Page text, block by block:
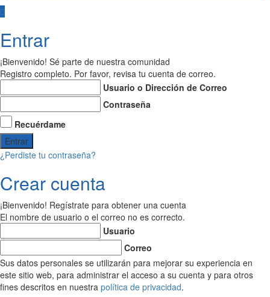
Entrar
¡Bienvenido! Sé parte de nuestra comunidad
Registro completo. Por favor, revisa tu cuenta de correo.
Usuario o Dirección de Correo
Contraseña
Recuérdame
¿Perdiste tu contraseña?
Crear cuenta
¡Bienvenido! Regístrate para obtener una cuenta
El nombre de usuario o el correo no es correcto.
Usuario
Correo
Sus datos personales se utilizarán para mejorar su experiencia en
este sitio web, para administrar el acceso a su cuenta y para otros
fines descritos en nuestra política de privacidad.